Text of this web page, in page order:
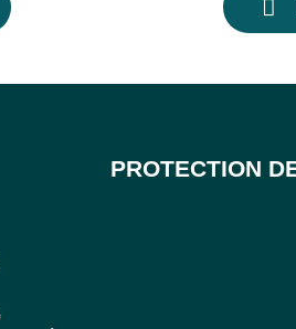
PROTECTION